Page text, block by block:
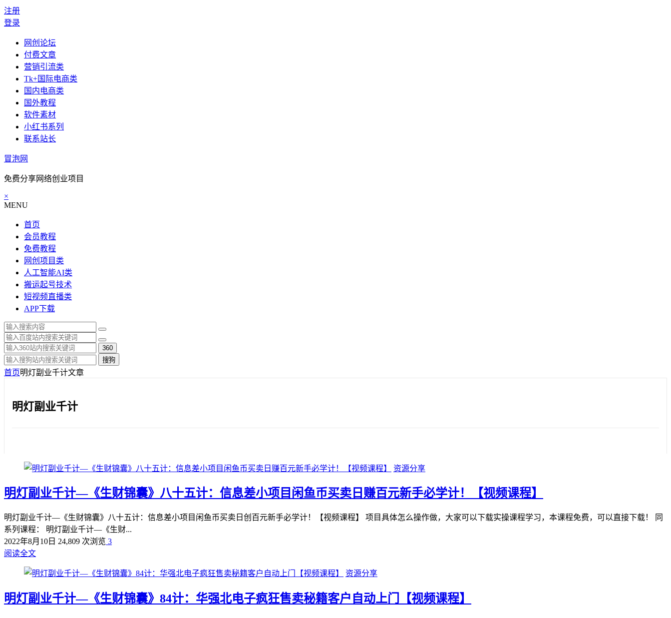
注册
登录
网创论坛
付费文章
营销引流类
Tk+国际电商类
国内电商类
国外教程
软件素材
小红书系列
联系站长
冒泡网
免费分享网络创业项目
×
MENU
首页
会员教程
免费教程
网创项目类
人工智能AI类
搬运起号技术
短视频直播类
APP下载
360
搜狗
首页明灯副业千计文章
明灯副业千计
资源分享
明灯副业千计—《生财锦囊》八十五计：信息差小项目闲鱼币买卖日赚百元新手必学计！【视频课程】
明灯副业千计—《生财锦囊》八十五计：信息差小项目闲鱼币买卖日创百元新手必学计！【视频课程】 项目具体怎么操作做，大家可以下载实操课程学习，本课程免费，可以直接下载！ 同
系列课程： 明灯副业千计—《生财...
2022年8月10日 24,809 次浏览 3
阅读全文
资源分享
明灯副业千计—《生财锦囊》84计：华强北电子疯狂售卖秘籍客户自动上门【视频课程】